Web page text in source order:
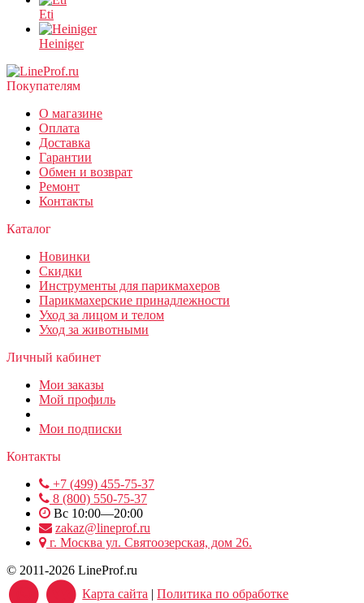
Eti
Heiniger
Покупателям
О магазине
Оплата
Доставка
Гарантии
Обмен и возврат
Ремонт
Контакты
Каталог
Новинки
Скидки
Инструменты для парикмахеров
Парикмахерские принадлежности
Уход за лицом и телом
Уход за животными
Личный кабинет
Мои заказы
Мой профиль
Мои подписки
Контакты
+7 (499) 455-75-37
8 (800) 550-75-37
Вс 10:00—20:00
zakaz@lineprof.ru
г. Москва ул. Святоозерская, дом 26.
© 2011-2026 LineProf.ru
Карта сайта |Политика по обработке